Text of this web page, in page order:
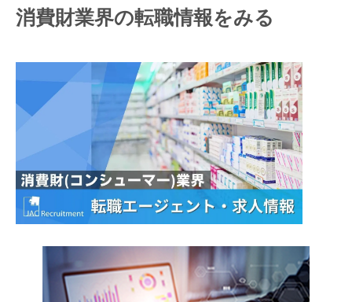
キャンセル ログアウト
閉じる
消費財業界の転職情報をみる